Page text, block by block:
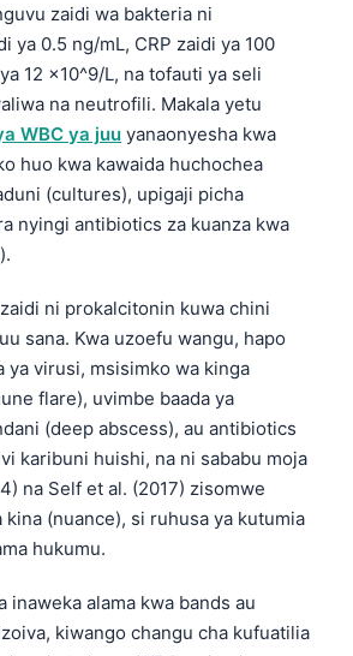
zaidi wa bakteria ni
ya 0.5 ng/mL, CRP zaidi ya 100
12 x10^9/L, na tofauti ya seli
na neutrofili. Makala yetu
WBC ya juu yanaonyesha kwa
huo kwa kawaida huchochea
(cultures), upigaji picha
nyingi antibiotics za kuanza kwa
ni prokalcitonin kuwa chini
sana. Kwa uzoefu wangu, hapo
ya virusi, msisimko wa kinga
flare), uvimbe baada ya
(deep abscess), au antibiotics
karibuni huishi, na ni sababu moja
na Self et al. (2017) zisomwe
kina (nuance), si ruhusa ya kutumia
hukumu.
inaweka alama kwa bands au
kiwango changu cha kufuatilia